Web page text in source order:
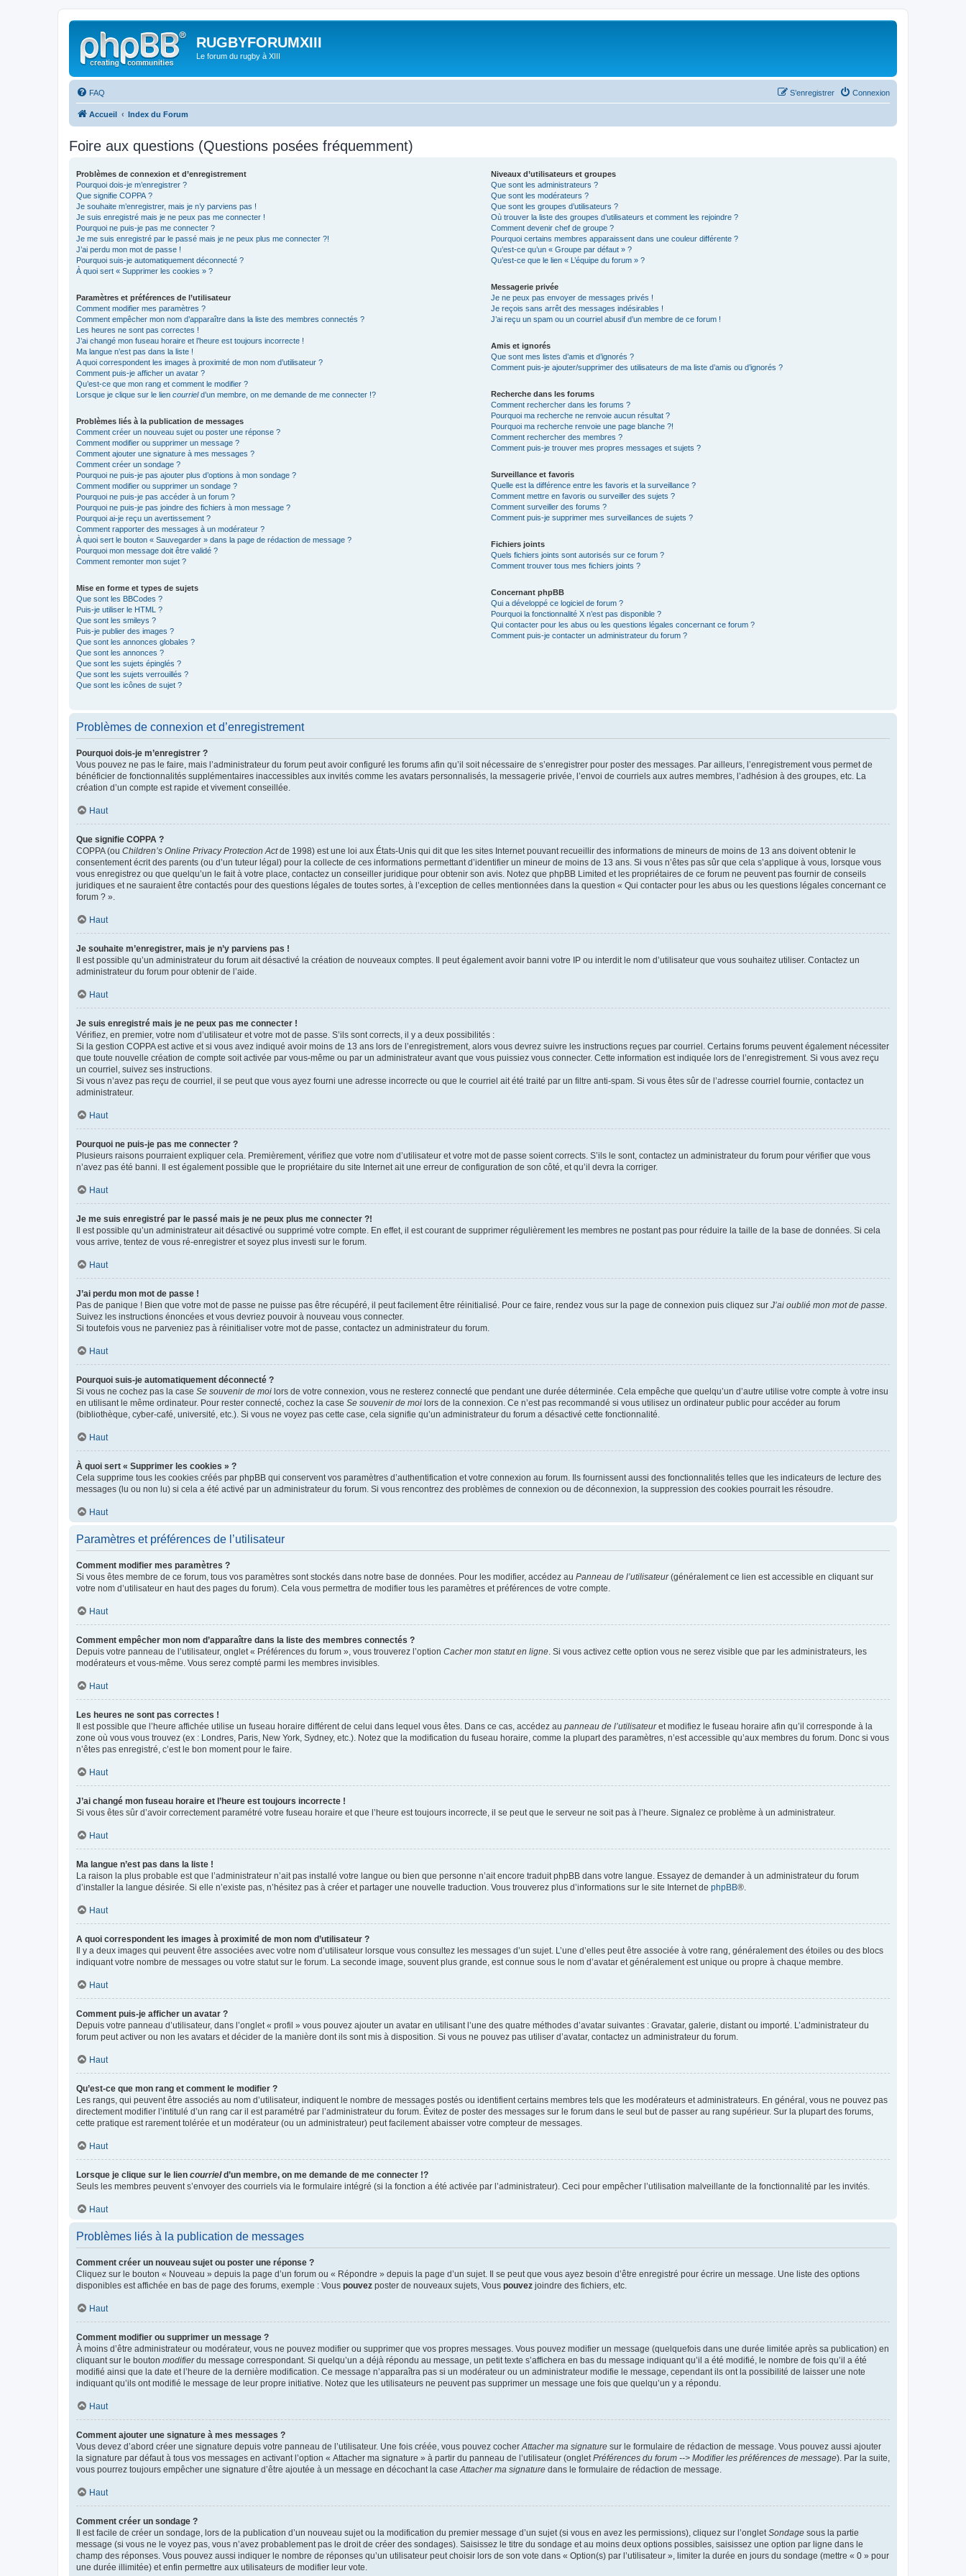
RUGBYFORUMXIII
Le forum du rugby à XIII
FAQ Connexion
S’enregistrer
Accueil Index du Forum
Foire aux questions (Questions posées fréquemment)
Problèmes de connexion et d’enregistrement
Pourquoi dois-je m’enregistrer ?
Que signifie COPPA ?
Je souhaite m’enregistrer, mais je n’y parviens pas !
Je suis enregistré mais je ne peux pas me connecter !
Pourquoi ne puis-je pas me connecter ?
Je me suis enregistré par le passé mais je ne peux plus me connecter ?!
J’ai perdu mon mot de passe !
Pourquoi suis-je automatiquement déconnecté ?
À quoi sert « Supprimer les cookies » ?
Paramètres et préférences de l’utilisateur
Comment modifier mes paramètres ?
Comment empêcher mon nom d’apparaître dans la liste des membres connectés ?
Les heures ne sont pas correctes !
J’ai changé mon fuseau horaire et l’heure est toujours incorrecte !
Ma langue n’est pas dans la liste !
A quoi correspondent les images à proximité de mon nom d’utilisateur ?
Comment puis-je afficher un avatar ?
Qu’est-ce que mon rang et comment le modifier ?
Lorsque je clique sur le lien courrield’un membre, on me demande de me connecter !?
Problèmes liés à la publication de messages
Comment créer un nouveau sujet ou poster une réponse ?
Comment modifier ou supprimer un message ?
Comment ajouter une signature à mes messages ?
Comment créer un sondage ?
Pourquoi ne puis-je pas ajouter plus d’options à mon sondage ?
Comment modifier ou supprimer un sondage ?
Pourquoi ne puis-je pas accéder à un forum ?
Pourquoi ne puis-je pas joindre des fichiers à mon message ?
Pourquoi ai-je reçu un avertissement ?
Comment rapporter des messages à un modérateur ?
À quoi sert le bouton « Sauvegarder » dans la page de rédaction de message ?
Pourquoi mon message doit être validé ?
Comment remonter mon sujet ?
Mise en forme et types de sujets
Que sont les BBCodes ?
Puis-je utiliser le HTML ?
Que sont les smileys ?
Puis-je publier des images ?
Que sont les annonces globales ?
Que sont les annonces ?
Que sont les sujets épinglés ?
Que sont les sujets verrouillés ?
Que sont les icônes de sujet ?
Niveaux d’utilisateurs et groupes
Que sont les administrateurs ?
Que sont les modérateurs ?
Que sont les groupes d’utilisateurs ?
Où trouver la liste des groupes d’utilisateurs et comment les rejoindre ?
Comment devenir chef de groupe ?
Pourquoi certains membres apparaissent dans une couleur différente ?
Qu’est-ce qu’un « Groupe par défaut » ?
Qu’est-ce que le lien « L’équipe du forum » ?
Messagerie privée
Je ne peux pas envoyer de messages privés !
Je reçois sans arrêt des messages indésirables !
J’ai reçu un spam ou un courriel abusif d’un membre de ce forum !
Amis et ignorés
Que sont mes listes d’amis et d’ignorés ?
Comment puis-je ajouter/supprimer des utilisateurs de ma liste d’amis ou d’ignorés ?
Recherche dans les forums
Comment rechercher dans les forums ?
Pourquoi ma recherche ne renvoie aucun résultat ?
Pourquoi ma recherche renvoie une page blanche ?!
Comment rechercher des membres ?
Comment puis-je trouver mes propres messages et sujets ?
Surveillance et favoris
Quelle est la différence entre les favoris et la surveillance ?
Comment mettre en favoris ou surveiller des sujets ?
Comment surveiller des forums ?
Comment puis-je supprimer mes surveillances de sujets ?
Fichiers joints
Quels fichiers joints sont autorisés sur ce forum ?
Comment trouver tous mes fichiers joints ?
Concernant phpBB
Qui a développé ce logiciel de forum ?
Pourquoi la fonctionnalité X n’est pas disponible ?
Qui contacter pour les abus ou les questions légales concernant ce forum ?
Comment puis-je contacter un administrateur du forum ?
Problèmes de connexion et d’enregistrement
Pourquoi dois-je m’enregistrer ?
Vous pouvez ne pas le faire, mais l’administrateur du forum peut avoir configuré les forums afin qu’il soit nécessaire de s’enregistrer pour poster des messages. Par ailleurs, l’enregistrement vous permet de
bénéficier de fonctionnalités supplémentaires inaccessibles aux invités comme les avatars personnalisés, la messagerie privée, l’envoi de courriels aux autres membres, l’adhésion à des groupes, etc. La
création d’un compte est rapide et vivement conseillée.
Haut
Que signifie COPPA ?
COPPA (ou Children’s Online Privacy Protection Actde 1998) est une loi aux États-Unis qui dit que les sites Internet pouvant recueillir des informations de mineurs de moins de 13 ans doivent obtenir le
consentement écrit des parents (ou d’un tuteur légal) pour la collecte de ces informations permettant d’identifier un mineur de moins de 13 ans. Si vous n’êtes pas sûr que cela s’applique à vous, lorsque vous
vous enregistrez ou que quelqu’un le fait à votre place, contactez un conseiller juridique pour obtenir son avis. Notez que phpBB Limited et les propriétaires de ce forum ne peuvent pas fournir de conseils
juridiques et ne sauraient être contactés pour des questions légales de toutes sortes, à l’exception de celles mentionnées dans la question « Qui contacter pour les abus ou les questions légales concernant ce
forum ? ».
Haut
Je souhaite m’enregistrer, mais je n’y parviens pas !
Il est possible qu’un administrateur du forum ait désactivé la création de nouveaux comptes. Il peut également avoir banni votre IP ou interdit le nom d’utilisateur que vous souhaitez utiliser. Contactez un
administrateur du forum pour obtenir de l’aide.
Haut
Je suis enregistré mais je ne peux pas me connecter !
Vérifiez, en premier, votre nom d’utilisateur et votre mot de passe. S’ils sont corrects, il y a deux possibilités :
Si la gestion COPPA est active et si vous avez indiqué avoir moins de 13 ans lors de l’enregistrement, alors vous devrez suivre les instructions reçues par courriel. Certains forums peuvent également nécessiter
que toute nouvelle création de compte soit activée par vous-même ou par un administrateur avant que vous puissiez vous connecter. Cette information est indiquée lors de l’enregistrement. Si vous avez reçu
un courriel, suivez ses instructions.
Si vous n’avez pas reçu de courriel, il se peut que vous ayez fourni une adresse incorrecte ou que le courriel ait été traité par un filtre anti-spam. Si vous êtes sûr de l’adresse courriel fournie, contactez un
administrateur.
Haut
Pourquoi ne puis-je pas me connecter ?
Plusieurs raisons pourraient expliquer cela. Premièrement, vérifiez que votre nom d’utilisateur et votre mot de passe soient corrects. S’ils le sont, contactez un administrateur du forum pour vérifier que vous
n’avez pas été banni. Il est également possible que le propriétaire du site Internet ait une erreur de configuration de son côté, et qu’il devra la corriger.
Haut
Je me suis enregistré par le passé mais je ne peux plus me connecter ?!
Il est possible qu’un administrateur ait désactivé ou supprimé votre compte. En effet, il est courant de supprimer régulièrement les membres ne postant pas pour réduire la taille de la base de données. Si cela
vous arrive, tentez de vous ré-enregistrer et soyez plus investi sur le forum.
Haut
J’ai perdu mon mot de passe !
Pas de panique ! Bien que votre mot de passe ne puisse pas être récupéré, il peut facilement être réinitialisé. Pour ce faire, rendez vous sur la page de connexion puis cliquez sur J’ai oublié mon mot de passe
Suivez les instructions énoncées et vous devriez pouvoir à nouveau vous connecter.
Si toutefois vous ne parveniez pas à réinitialiser votre mot de passe, contactez un administrateur du forum.
Haut
Pourquoi suis-je automatiquement déconnecté ?
Si vous ne cochez pas la case Se souvenir de moi lors de votre connexion, vous ne resterez connecté que pendant une durée déterminée. Cela empêche que quelqu’un d’autre utilise votre compte à votre insu
en utilisant le même ordinateur. Pour rester connecté, cochez la case Se souvenir de moi lors de la connexion. Ce n’est pas recommandé si vous utilisez un ordinateur public pour accéder au forum
(bibliothèque, cyber-café, université, etc.). Si vous ne voyez pas cette case, cela signifie qu’un administrateur du forum a désactivé cette fonctionnalité.
Haut
À quoi sert « Supprimer les cookies » ?
Cela supprime tous les cookies créés par phpBB qui conservent vos paramètres d’authentification et votre connexion au forum. Ils fournissent aussi des fonctionnalités telles que les indicateurs de lecture des
messages (lu ou non lu) si cela a été activé par un administrateur du forum. Si vous rencontrez des problèmes de connexion ou de déconnexion, la suppression des cookies pourrait les résoudre.
Haut
Paramètres et préférences de l’utilisateur
Comment modifier mes paramètres ?
Si vous êtes membre de ce forum, tous vos paramètres sont stockés dans notre base de données. Pour les modifier, accédez au Panneau de l’utilisateur(généralement ce lien est accessible en cliquant sur
votre nom d’utilisateur en haut des pages du forum). Cela vous permettra de modifier tous les paramètres et préférences de votre compte.
Haut
Comment empêcher mon nom d’apparaître dans la liste des membres connectés ?
Depuis votre panneau de l’utilisateur, onglet « Préférences du forum », vous trouverez l’option Cacher mon statut en ligne . Si vous activez cette option vous ne serez visible que par les administrateurs, les
modérateurs et vous-même. Vous serez compté parmi les membres invisibles.
Haut
Les heures ne sont pas correctes !
Il est possible que l’heure affichée utilise un fuseau horaire différent de celui dans lequel vous êtes. Dans ce cas, accédez au panneau de l’utilisateuret modifiez le fuseau horaire afin qu’il corresponde à la
zone où vous vous trouvez (ex : Londres, Paris, New York, Sydney, etc.). Notez que la modification du fuseau horaire, comme la plupart des paramètres, n’est accessible qu’aux membres du forum. Donc si vous
n’êtes pas enregistré, c’est le bon moment pour le faire.
Haut
J’ai changé mon fuseau horaire et l’heure est toujours incorrecte !
Si vous êtes sûr d’avoir correctement paramétré votre fuseau horaire et que l’heure est toujours incorrecte, il se peut que le serveur ne soit pas à l’heure. Signalez ce problème à un administrateur.
Haut
Ma langue n’est pas dans la liste !
La raison la plus probable est que l’administrateur n’ait pas installé votre langue ou bien que personne n’ait encore traduit phpBB dans votre langue. Essayez de demander à un administrateur du forum
d’installer la langue désirée. Si elle n’existe pas, n’hésitez pas à créer et partager une nouvelle traduction. Vous trouverez plus d’informations sur le site Internet de phpBB®.
Haut
A quoi correspondent les images à proximité de mon nom d’utilisateur ?
Il y a deux images qui peuvent être associées avec votre nom d’utilisateur lorsque vous consultez les messages d’un sujet. L’une d’elles peut être associée à votre rang, généralement des étoiles ou des blocs
indiquant votre nombre de messages ou votre statut sur le forum. La seconde image, souvent plus grande, est connue sous le nom d’avatar et généralement est unique ou propre à chaque membre.
Haut
Comment puis-je afficher un avatar ?
Depuis votre panneau d’utilisateur, dans l’onglet « profil » vous pouvez ajouter un avatar en utilisant l’une des quatre méthodes d’avatar suivantes : Gravatar, galerie, distant ou importé. L’administrateur du
forum peut activer ou non les avatars et décider de la manière dont ils sont mis à disposition. Si vous ne pouvez pas utiliser d’avatar, contactez un administrateur du forum.
Haut
Qu’est-ce que mon rang et comment le modifier ?
Les rangs, qui peuvent être associés au nom d’utilisateur, indiquent le nombre de messages postés ou identifient certains membres tels que les modérateurs et administrateurs. En général, vous ne pouvez pas
directement modifier l’intitulé d’un rang car il est paramétré par l’administrateur du forum. Évitez de poster des messages sur le forum dans le seul but de passer au rang supérieur. Sur la plupart des forums,
cette pratique est rarement tolérée et un modérateur (ou un administrateur) peut facilement abaisser votre compteur de messages.
Haut
Lorsque je clique sur le lien courrield’un membre, on me demande de me connecter !?
Seuls les membres peuvent s’envoyer des courriels via le formulaire intégré (si la fonction a été activée par l’administrateur). Ceci pour empêcher l’utilisation malveillante de la fonctionnalité par les invités.
Haut
Problèmes liés à la publication de messages
Comment créer un nouveau sujet ou poster une réponse ?
Cliquez sur le bouton « Nouveau » depuis la page d’un forum ou « Répondre » depuis la page d’un sujet. Il se peut que vous ayez besoin d’être enregistré pour écrire un message. Une liste des options
disponibles est affichée en bas de page des forums, exemple : Vous pouvez poster de nouveaux sujets, Vous pouvez joindre des fichiers, etc.
Haut
Comment modifier ou supprimer un message ?
À moins d’être administrateur ou modérateur, vous ne pouvez modifier ou supprimer que vos propres messages. Vous pouvez modifier un message (quelquefois dans une durée limitée après sa publication) en
cliquant sur le bouton modifierdu message correspondant. Si quelqu’un a déjà répondu au message, un petit texte s’affichera en bas du message indiquant qu’il a été modifié, le nombre de fois qu’il a été
modifié ainsi que la date et l’heure de la dernière modification. Ce message n’apparaîtra pas si un modérateur ou un administrateur modifie le message, cependant ils ont la possibilité de laisser une note
indiquant qu’ils ont modifié le message de leur propre initiative. Notez que les utilisateurs ne peuvent pas supprimer un message une fois que quelqu’un y a répondu.
Haut
Comment ajouter une signature à mes messages ?
Vous devez d’abord créer une signature depuis votre panneau de l’utilisateur. Une fois créée, vous pouvez cocher Attacher ma signature sur le formulaire de rédaction de message. Vous pouvez aussi ajouter
la signature par défaut à tous vos messages en activant l’option « Attacher ma signature » à partir du panneau de l’utilisateur (onglet Préférences du forum --> Modifier les préférences de message). Par la suite,
vous pourrez toujours empêcher une signature d’être ajoutée à un message en décochant la case Attacher ma signature dans le formulaire de rédaction de message.
Haut
Comment créer un sondage ?
Il est facile de créer un sondage, lors de la publication d’un nouveau sujet ou la modification du premier message d’un sujet (si vous en avez les permissions), cliquez sur l’onglet Sondage sous la partie
message (si vous ne le voyez pas, vous n’avez probablement pas le droit de créer des sondages). Saisissez le titre du sondage et au moins deux options possibles, saisissez une option par ligne dans le
champ des réponses. Vous pouvez aussi indiquer le nombre de réponses qu’un utilisateur peut choisir lors de son vote dans « Option(s) par l’utilisateur », limiter la durée en jours du sondage (mettre « 0 » pour
une durée illimitée) et enfin permettre aux utilisateurs de modifier leur vote.